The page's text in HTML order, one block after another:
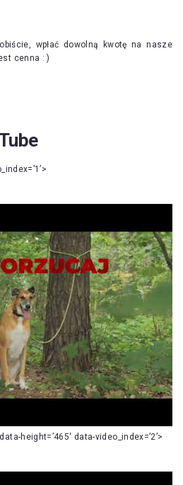
wpłać dowolną kwotę na nasze
cenna : )
height=’465′ data-video_index=’2’>